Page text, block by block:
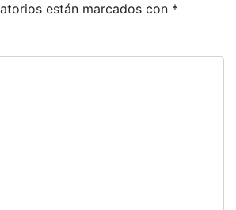
están marcados con *